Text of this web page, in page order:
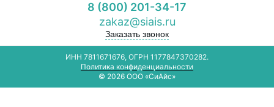
8 (800) 201-34-17
zakaz@siais.ru
Заказать звонок
ИНН 7811671676, ОГРН 1177847370282.
Политика конфиденциальности
© 2026 ООО «СиАйс»